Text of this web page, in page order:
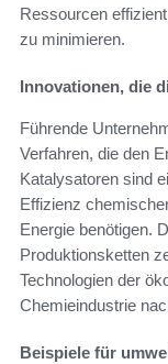
Ressourcen
zu minimieren.
Innovationen, die
Führende
Verfahren, die den
Katalysatoren sind
Effizienz
Energie benötigen.
Produktionsketten
Technologien der
Chemieindustrie
Beispiele für